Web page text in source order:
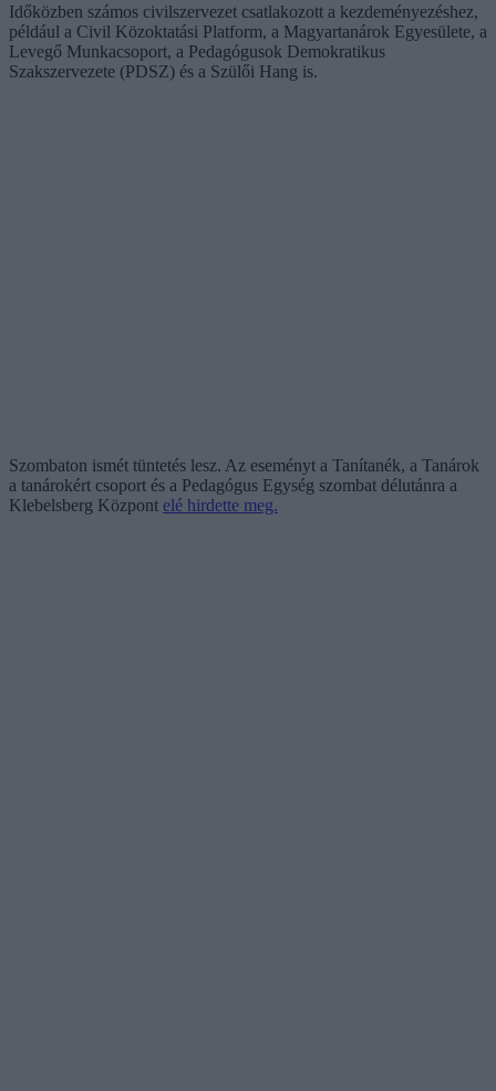
Időközben számos civilszervezet csatlakozott a kezdeményezéshez,
például a Civil Közoktatási Platform, a Magyartanárok Egyesülete, a
Levegő Munkacsoport, a Pedagógusok Demokratikus
Szakszervezete (PDSZ) és a Szülői Hang is.
Szombaton ismét tüntetés lesz. Az eseményt a Tanítanék, a Tanárok
a tanárokért csoport és a Pedagógus Egység szombat délutánra a
Klebelsberg Központ elé hirdette meg.